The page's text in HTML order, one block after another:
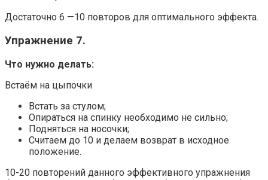
Достаточно 6 —10 повторов для оптимального эффекта.
Упражнение 7.
Что нужно делать:
Встаём на цыпочки
Встать за стулом;
Опираться на спинку необходимо не сильно;
Подняться на носочки;
Считаем до 10 и делаем возврат в исходное
положение.
10-20 повторений данного эффективного упражнения